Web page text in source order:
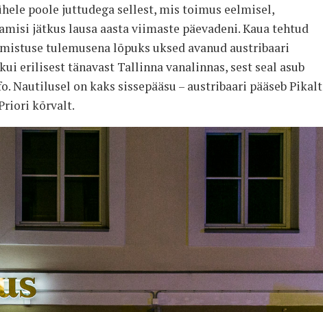
poole juttudega sellest, mis toimus eelmisel,
jätkus lausa aasta viimaste päevadeni. Kaua tehtud
tulemusena lõpuks uksed avanud austribaari
erilisest tänavast Tallinna vanalinnas, sest seal asub
Nautilusel on kaks sissepääsu – austribaari pääseb Pikalt
kõrvalt.